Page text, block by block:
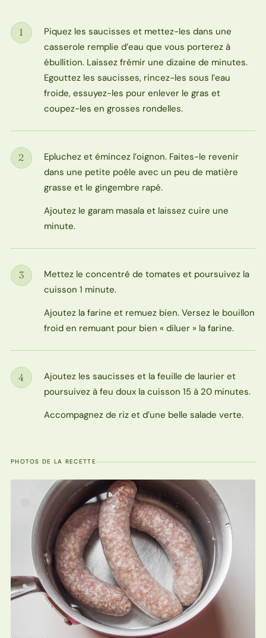
Étape
1
Piquez les saucisses et mettez-les dans une
casserole remplie d’eau que vous porterez à
ébullition. Laissez frémir une dizaine de minutes.
Egouttez les saucisses, rincez-les sous l’eau
froide, essuyez-les pour enlever le gras et
coupez-les en grosses rondelles.
Étape
2
Epluchez et émincez l’oignon. Faites-le revenir
dans une petite poêle avec un peu de matière
grasse et le gingembre rapé.
Ajoutez le garam masala et laissez cuire une
minute.
Étape
3
Mettez le concentré de tomates et poursuivez la
cuisson 1 minute.
Ajoutez la farine et remuez bien. Versez le bouillon
froid en remuant pour bien « diluer » la farine.
Étape
4
Ajoutez les saucisses et la feuille de laurier et
poursuivez à feu doux la cuisson 15 à 20 minutes.
Accompagnez de riz et d’une belle salade verte.
PHOTOS DE LA RECETTE